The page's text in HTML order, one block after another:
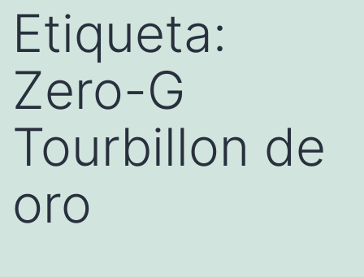
Etiqueta:
Zero-G
Tourbillon de
oro